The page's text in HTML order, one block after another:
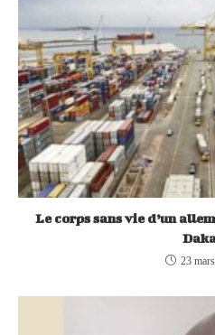
Le corps sans vie d’un
23